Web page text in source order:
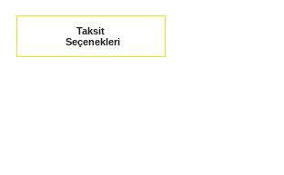
Taksit
Seçenekleri